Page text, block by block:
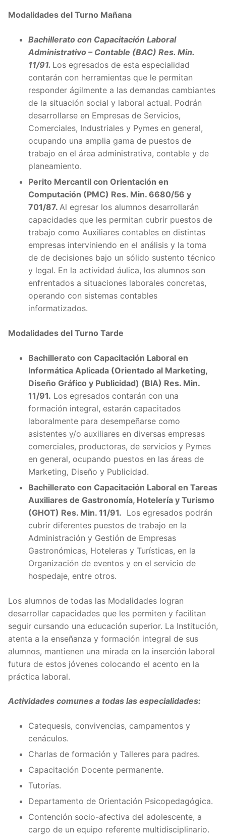
Modalidades del Turno Mañana
Bachillerato con Capacitación Laboral
Administrativo – Contable (BAC) Res. Min.
11/91. Los egresados de esta especialidad
contarán con herramientas que le permitan
responder ágilmente a las demandas cambiantes
de la situación social y laboral actual. Podrán
desarrollarse en Empresas de Servicios,
Comerciales, Industriales y Pymes en general,
ocupando una amplia gama de puestos de
trabajo en el área administrativa, contable y de
planeamiento.
Perito Mercantil con Orientación en
Computación (PMC) Res. Min. 6680/56 y
701/87. Al egresar los alumnos desarrollarán
capacidades que les permitan cubrir puestos de
trabajo como Auxiliares contables en distintas
empresas interviniendo en el análisis y la toma
de de decisiones bajo un sólido sustento técnico
y legal. En la actividad áulica, los alumnos son
enfrentados a situaciones laborales concretas,
operando con sistemas contables
informatizados.
Modalidades del Turno Tarde
Bachillerato con Capacitación Laboral en
Informática Aplicada (Orientado al Marketing,
Diseño Gráfico y Publicidad) (BIA) Res. Min.
11/91. Los egresados contarán con una
formación integral, estarán capacitados
laboralmente para desempeñarse como
asistentes y/o auxiliares en diversas empresas
comerciales, productoras, de servicios y Pymes
en general, ocupando puestos en las áreas de
Marketing, Diseño y Publicidad.
Bachillerato con Capacitación Laboral en Tareas
Auxiliares de Gastronomía, Hotelería y Turismo
(GHOT) Res. Min. 11/91. Los egresados podrán
cubrir diferentes puestos de trabajo en la
Administración y Gestión de Empresas
Gastronómicas, Hoteleras y Turísticas, en la
Organización de eventos y en el servicio de
hospedaje, entre otros.
Los alumnos de todas las Modalidades logran
desarrollar capacidades que les permiten y facilitan
seguir cursando una educación superior. La Institución,
atenta a la enseñanza y formación integral de sus
alumnos, mantienen una mirada en la inserción laboral
futura de estos jóvenes colocando el acento en la
práctica laboral.
Actividades comunes a todas las especialidades:
Catequesis, convivencias, campamentos y
cenáculos.
Charlas de formación y Talleres para padres.
Capacitación Docente permanente.
Tutorías.
Departamento de Orientación Psicopedagógica.
Contención socio-afectiva del adolescente, a
cargo de un equipo referente multidisciplinario.